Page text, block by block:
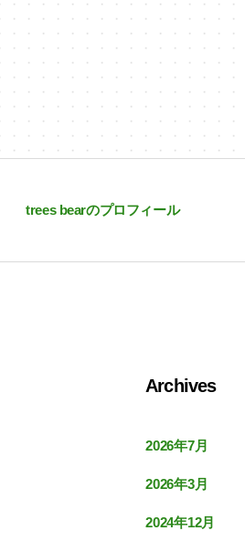
trees bearのプロフィール
Archives
2026年7月
2026年3月
2024年12月